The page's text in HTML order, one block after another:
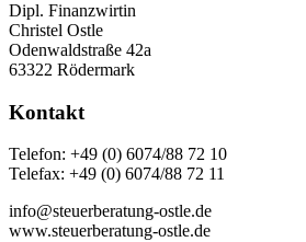
Dipl. Finanzwirtin
Christel Ostle
Odenwaldstraße 42a
63322 Rödermark
Kontakt
Telefon: +49 (0) 6074/88 72 10
Telefax: +49 (0) 6074/88 72 11
info@steuerberatung-ostle.de
www.steuerberatung-ostle.de